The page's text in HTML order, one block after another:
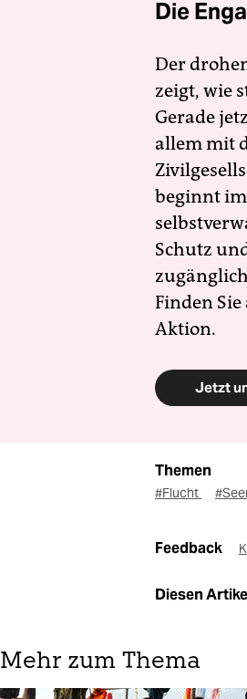
Die
Der
zeigt, wie
Gerade
allem mit
beginnt
Schutz
Finden
Aktion.
Jetzt
Themen
#Flucht
Feedback
Diesen
Mehr zum Thema